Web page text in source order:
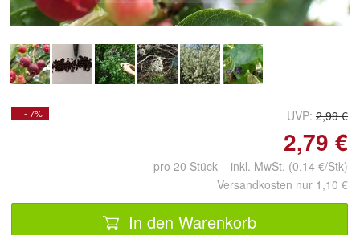
- 7% UVP: 2,99 €
2,79 €
pro 20 Stück inkl. MwSt. (0,14 €/Stk)
Versandkosten nur 1,10 €
In den Warenkorb